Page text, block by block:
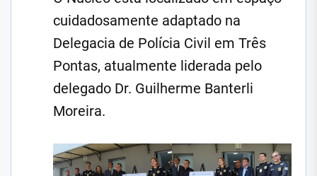
cuidadosamente adaptado na
Delegacia de Polícia Civil em Três
Pontas, atualmente liderada pelo
delegado Dr. Guilherme Banterli
Moreira.